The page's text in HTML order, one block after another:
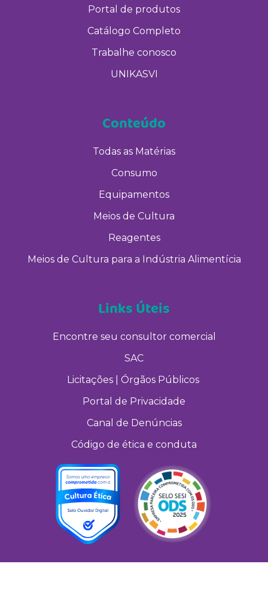
Portal de produtos
Catálogo Completo
Trabalhe conosco
UNIKASVI
Conteúdo
Todas as Matérias
Consumo
Equipamentos
Meios de Cultura
Reagentes
Meios de Cultura para a Indústria Alimentícia
Links Úteis
Encontre seu consultor comercial
SAC
Licitações | Órgãos Públicos
Portal de Privacidade
Canal de Denúncias
Código de ética e conduta